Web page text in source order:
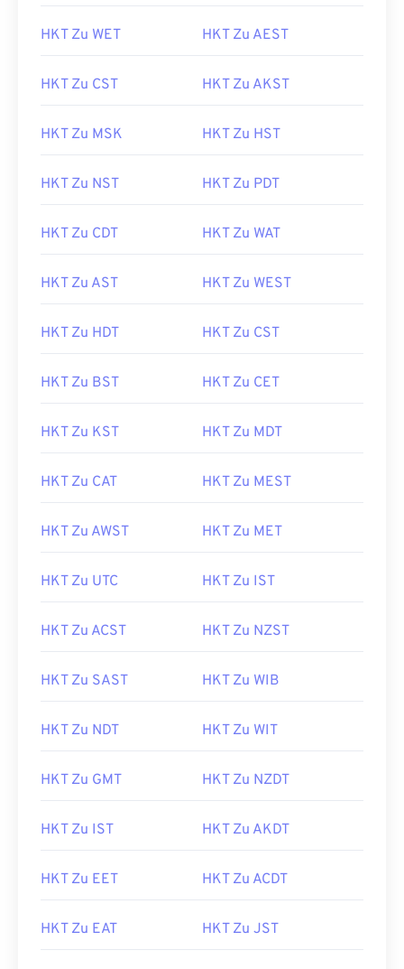
HKT Zu WET HKT Zu AEST
HKT Zu CST HKT Zu AKST
HKT Zu MSK HKT Zu HST
HKT Zu NST HKT Zu PDT
HKT Zu CDT HKT Zu WAT
HKT Zu AST HKT Zu WEST
HKT Zu HDT HKT Zu CST
HKT Zu BST HKT Zu CET
HKT Zu KST HKT Zu MDT
HKT Zu CAT HKT Zu MEST
HKT Zu AWST HKT Zu MET
HKT Zu UTC HKT Zu IST
HKT Zu ACST HKT Zu NZST
HKT Zu SAST HKT Zu WIB
HKT Zu NDT HKT Zu WIT
HKT Zu GMT HKT Zu NZDT
HKT Zu IST HKT Zu AKDT
HKT Zu EET HKT Zu ACDT
HKT Zu EAT HKT Zu JST